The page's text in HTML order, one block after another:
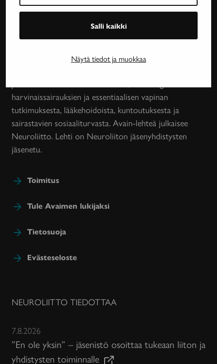
Salli kaikki
Näytä tiedot ja muokkaa
harvinaissairauksien ja essentiaalisen vapinan
tutkimuksesta, lääkehoidoista, kuntoutuksesta ja
sairastavien sosiaaliturvasta. Avain-lehteä julkaisee
Neuroliitto. Lehti on Neuroliiton jäsenyhdistysten
jäsenetu.
Toimitus
Tule Avaimen lukijaksi
Tietosuoja
Evästeseloste
NEUROLIITTO TIEDOTTAA
7.8.2026
”En ole yksin” – jäsenistö osoittaa tukeaan liiton ja
yhdistysten toiminnalle